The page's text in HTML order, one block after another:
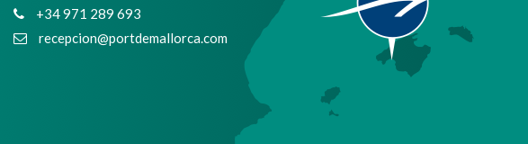
+34 971 289 693
recepcion@portdemallorca.com